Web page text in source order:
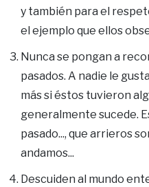
y también para el
el ejemplo que ellos
Nunca se pongan a
pasados. A nadie le
más si éstos tuvieron
generalmente sucede.
pasado..., que arrieros
andamos...
Descuiden al mundo